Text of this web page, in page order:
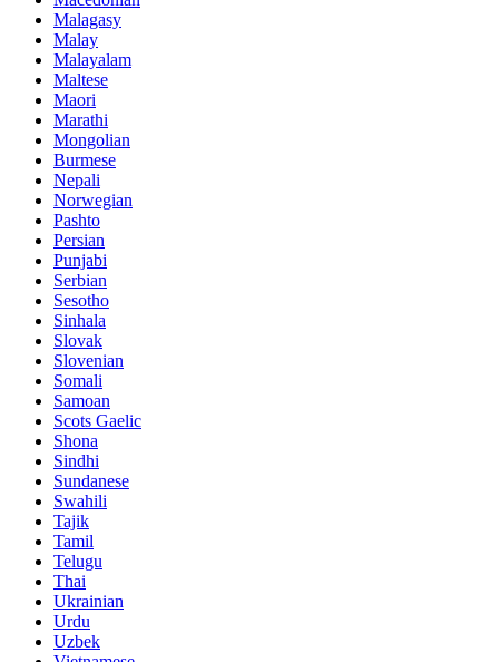
Malagasy
Malay
Malayalam
Maltese
Maori
Marathi
Mongolian
Burmese
Nepali
Norwegian
Pashto
Persian
Punjabi
Serbian
Sesotho
Sinhala
Slovak
Slovenian
Somali
Samoan
Scots Gaelic
Shona
Sindhi
Sundanese
Swahili
Tajik
Tamil
Telugu
Thai
Ukrainian
Urdu
Uzbek